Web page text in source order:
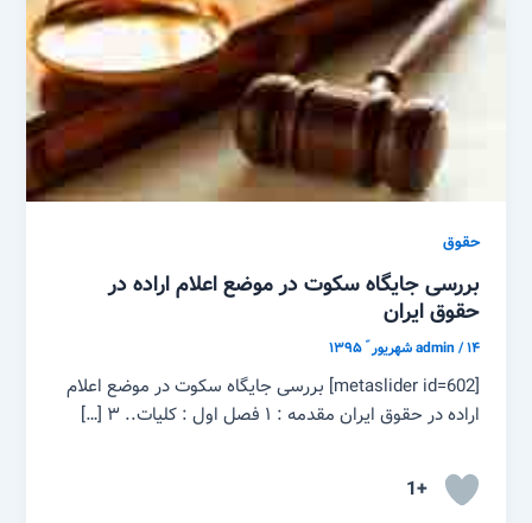
حقوق
بررسی جایگاه سکوت در موضع اعلام اراده در
حقوق ایران
admin/۱۴ شهریور ّ ۱۳۹۵
[metaslider id=602] بررسی جایگاه سکوت در موضع اعلام
اراده در حقوق ایران مقدمه : ۱ فصل اول : کلیات.. ۳ […]
+1